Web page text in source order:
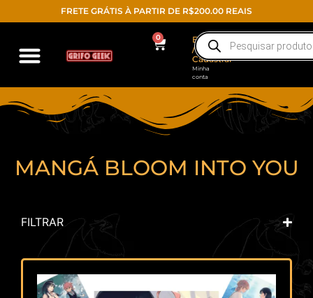
FRETE GRÁTIS À PARTIR DE R$200.00 REAIS
0
Entrar
/
Cadastrar
Minha
conta
MANGÁ BLOOM INTO YOU
FILTRAR